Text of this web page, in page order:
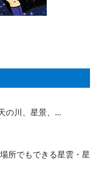
の川、星景、…
所でもできる星雲・星